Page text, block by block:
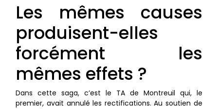
Les mêmes causes
produisent-elles
forcément les
mêmes effets ?
Dans cette saga, c’est le TA de Montreuil qui, le
premier, avait annulé les rectifications. Au soutien de